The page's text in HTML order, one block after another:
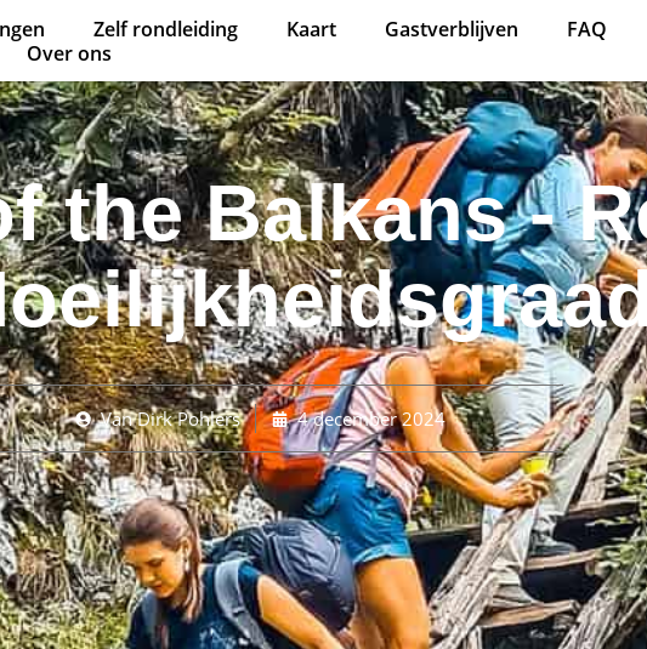
Zelf rondleiding Kaart Gastverblijven FAQ
Over ons
the Balkans -
VanDirk Pohlers 4 december 2024